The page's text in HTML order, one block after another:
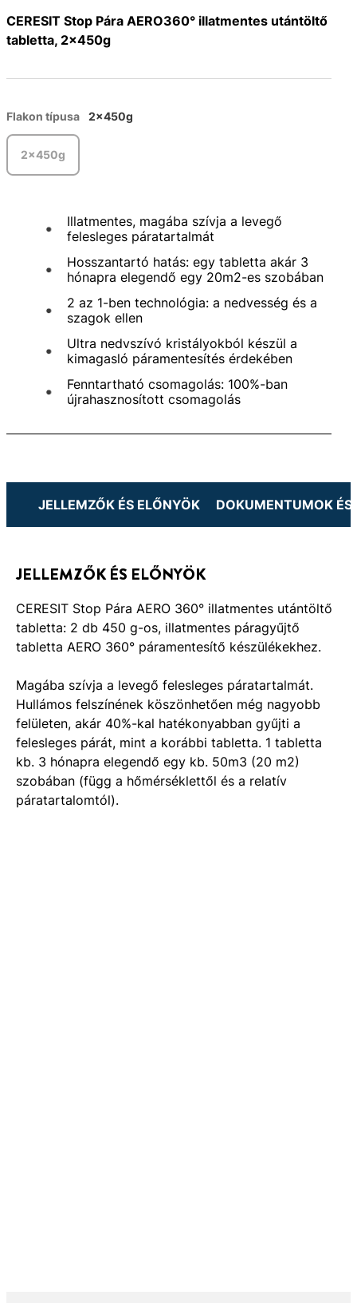
CERESIT Stop Pára AERO360° illatmentes utántöltő
tabletta, 2x450g
Flakon típusa 2x450g
2x450g
Illatmentes, magába szívja a levegő
felesleges páratartalmát
Hosszantartó hatás: egy tabletta akár 3
hónapra elegendő egy 20m2-es szobában
2 az 1-ben technológia: a nedvesség és a
szagok ellen
Ultra nedvszívó kristályokból készül a
kimagasló páramentesítés érdekében
Fenntartható csomagolás: 100%-ban
újrahasznosított csomagolás
JELLEMZŐK ÉS ELŐNYÖK DOKUMENTUMOK ÉS
JELLEMZŐK ÉS ELŐNYÖK
CERESIT Stop Pára AERO 360° illatmentes utántöltő
tabletta: 2 db 450 g-os, illatmentes páragyűjtő
tabletta AERO 360° páramentesítő készülékekhez.
Magába szívja a levegő felesleges páratartalmát.
Hullámos felszínének köszönhetően még nagyobb
felületen, akár 40%-kal hatékonyabban gyűjti a
felesleges párát, mint a korábbi tabletta. 1 tabletta
kb. 3 hónapra elegendő egy kb. 50m3 (20 m2)
szobában (függ a hőmérséklettől és a relatív
páratartalomtól).